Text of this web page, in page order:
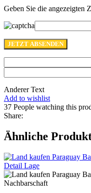
Geben Sie die angezeigten
Anderer Text
Add to wishlist
37 People watching this
Share:
Ähnliche